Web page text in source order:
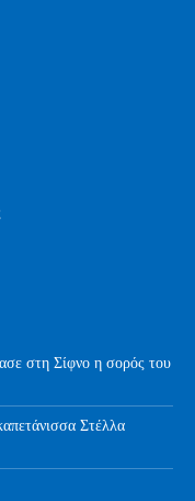
στη Σίφνο η σορός του
Στέλλα